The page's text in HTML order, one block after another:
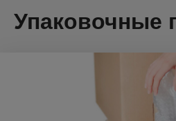
Упаковочные